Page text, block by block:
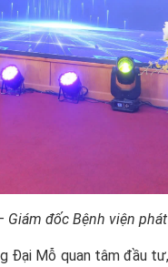
Giám đốc Bệnh viện
Đại Mỗ quan tâm đầu